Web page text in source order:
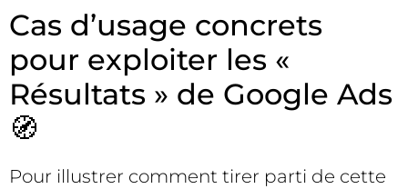
Cas d’usage concrets
pour exploiter les «
Résultats » de Google Ads
🧭
Pour illustrer comment tirer parti de cette